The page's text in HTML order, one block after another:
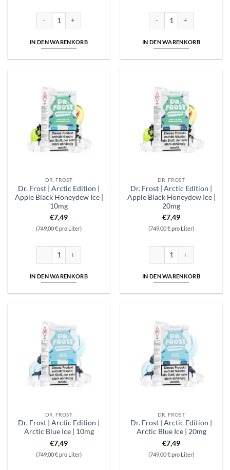
€17,90
IN DEN WARENKORB
€17,90
IN DEN WARENKORB
DR. FROST
Dr. Frost | Arctic Edition |
Apple Black Honeydew Ice |
10mg
€7,49
(749,00 € pro Liter)
IN DEN WARENKORB
DR. FROST
Dr. Frost | Arctic Edition |
Apple Black Honeydew Ice |
20mg
€7,49
(749,00 € pro Liter)
IN DEN WARENKORB
DR. FROST
Dr. Frost | Arctic Edition |
Arctic Blue Ice | 10mg
€7,49
(749,00 € pro Liter)
DR. FROST
Dr. Frost | Arctic Edition |
Arctic Blue Ice | 20mg
€7,49
(749,00 € pro Liter)